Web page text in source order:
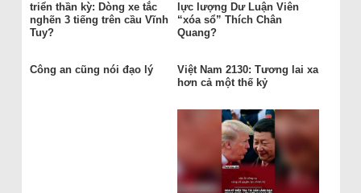
triển thần kỳ: Dòng xe tắc
nghẽn 3 tiếng trên cầu Vĩnh
Tuy?
lực lượng Dư Luận Viên
“xóa sổ” Thích Chân
Quang?
Công an cũng nói đạo lý
Việt Nam 2130: Tương lai xa
hơn cả một thế kỷ